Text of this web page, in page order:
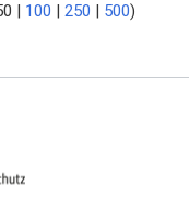
| 100 | 250 | 500)